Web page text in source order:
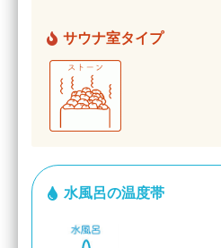
サウナ室タイプ
水風呂の温度帯